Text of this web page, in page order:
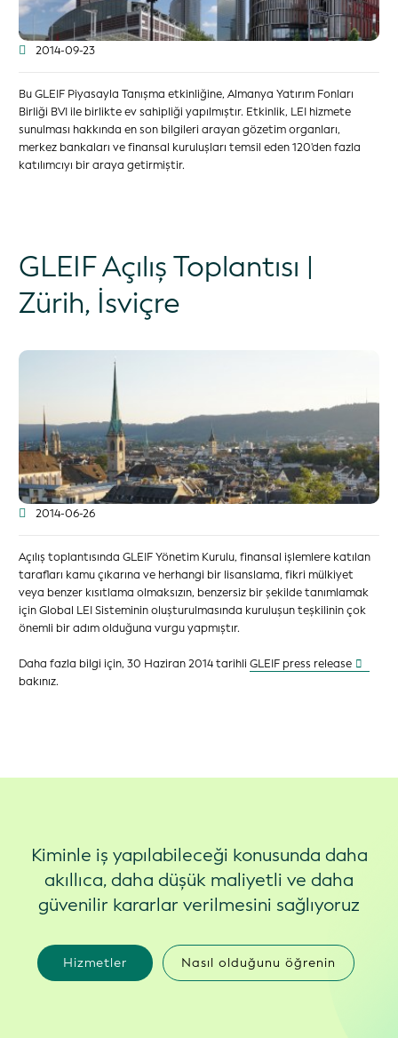
2014-09-23
Bu GLEIF Piyasayla Tanışma etkinliğine, Almanya Yatırım Fonları
Birliği BVI ile birlikte ev sahipliği yapılmıştır. Etkinlik, LEI hizmete
sunulması hakkında en son bilgileri arayan gözetim organları,
merkez bankaları ve finansal kuruluşları temsil eden 120'den fazla
katılımcıyı bir araya getirmiştir.
GLEIF Açılış Toplantısı |
Zürih, İsviçre
2014-06-26
Açılış toplantısında GLEIF Yönetim Kurulu, finansal işlemlere katılan
tarafları kamu çıkarına ve herhangi bir lisanslama, fikri mülkiyet
veya benzer kısıtlama olmaksızın, benzersiz bir şekilde tanımlamak
için Global LEI Sisteminin oluşturulmasında kuruluşun teşkilinin çok
önemli bir adım olduğuna vurgu yapmıştır.
Daha fazla bilgi için, 30 Haziran 2014 tarihli GLEIF press release
bakınız.
Kiminle iş yapılabileceği konusunda daha
akıllıca, daha düşük maliyetli ve daha
güvenilir kararlar verilmesini sağlıyoruz
Hizmetler Nasıl olduğunu öğrenin